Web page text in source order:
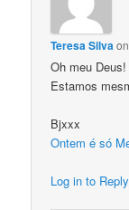
Teresa Silva
Oh meu
Estamos
Bjxxx
Ontem é só
Log in to Reply